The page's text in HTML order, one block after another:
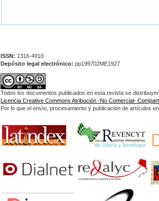
ISSN: 1316-4910
Depósito legal electrónico: pp199702ME1927
Todos los documentos publicados en esta revista se
Licencia Creative Commons Atribución -No Comercial-
Por lo que el envío, procesamiento y publicación de artículos